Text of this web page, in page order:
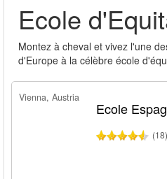
Ecole
Montez à cheval et vivez l'une
d'Europe à la célèbre école
Vienna, Austria
Ecole
(18)